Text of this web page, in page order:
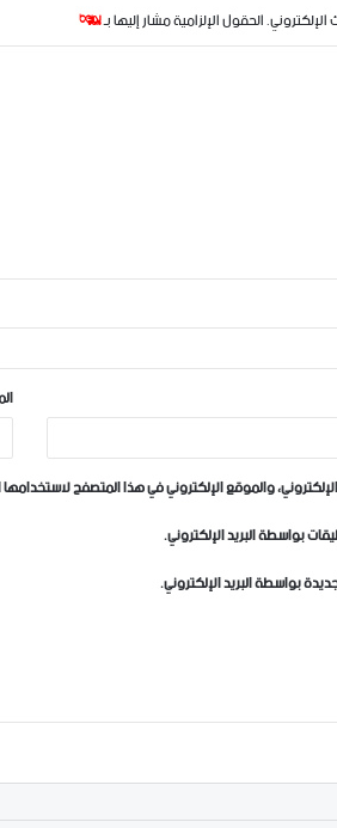
الحقول الإلزامية مشار إليها بـ*
والموقع الإلكتروني في هذا المتصفح
بواسطة البريد الإلكتروني.
بواسطة البريد الإلكتروني.